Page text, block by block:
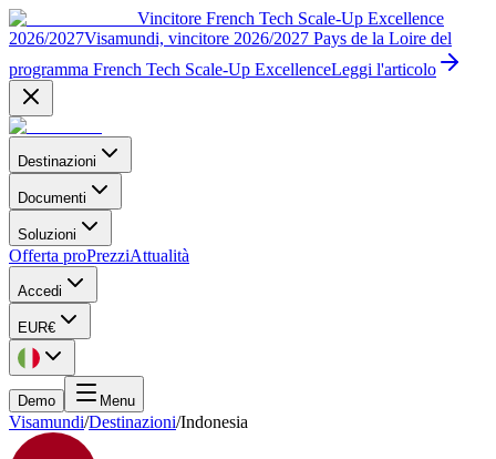
Vincitore French Tech Scale-Up Excellence
2026/2027Visamundi, vincitore 2026/2027 Pays de la Loire del
programma French Tech Scale-Up ExcellenceLeggi l'articolo
Destinazioni
Documenti
Soluzioni
Offerta proPrezziAttualità
Accedi
EUR€
Demo Menu
Visamundi/Destinazioni/Indonesia